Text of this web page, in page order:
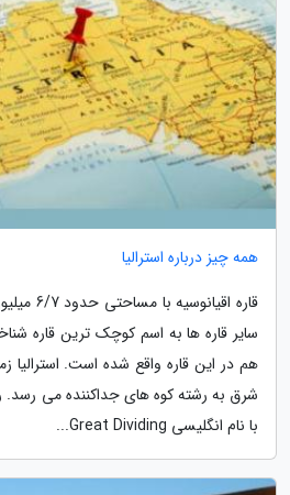
همه چیز درباره استرالیا
قاره
سایر قاره ها به اسم کوچک ترین قاره
هم در این قاره واقع شده است.
شرق به رشته کوه های جداکننده می رسد.
با نام انگلیسی Great Dividing...